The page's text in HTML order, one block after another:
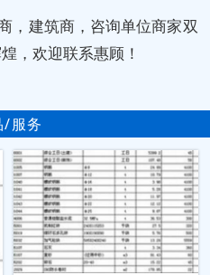
，建筑商，咨询单位商家双
，欢迎联系惠顾！
/服务